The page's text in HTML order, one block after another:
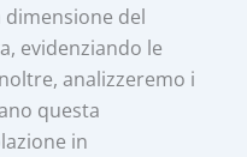
del
evidenziando le
analizzeremo i
questa
in